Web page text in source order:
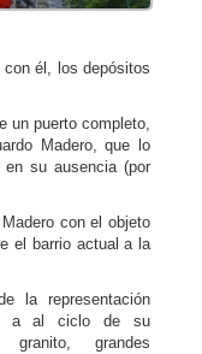
él, los depósitos
un puerto completo,
Madero, que lo
su ausencia (por
con el objeto
el barrio actual a la
la representación
a al ciclo de su
grandes